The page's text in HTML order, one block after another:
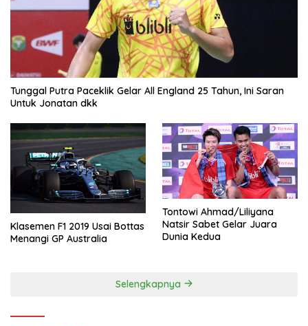
Tunggal Putra Paceklik Gelar All England 25 Tahun, Ini Saran
Untuk Jonatan dkk
Klasemen F1 2019 Usai Bottas
Menangi GP Australia
Tontowi Ahmad/Liliyana
Natsir Sabet Gelar Juara
Dunia Kedua
Selengkapnya